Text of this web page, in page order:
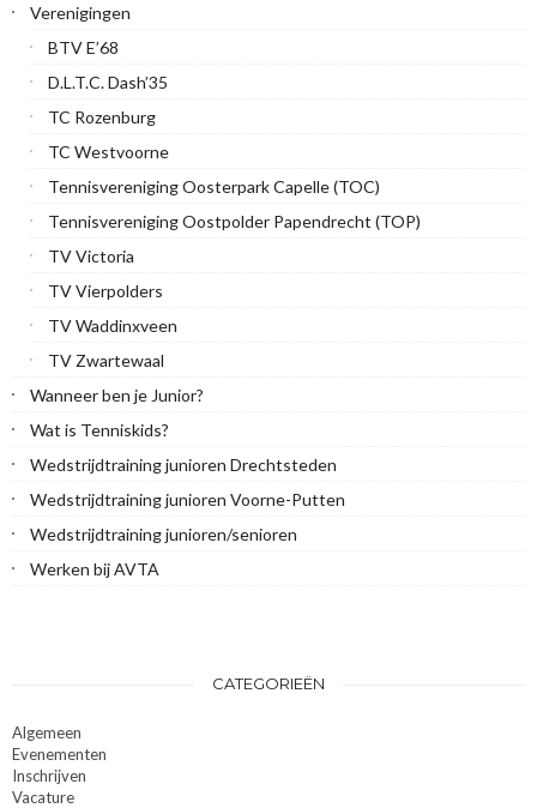
Verenigingen
BTV E’68
D.L.T.C. Dash’35
TC Rozenburg
TC Westvoorne
Tennisvereniging Oosterpark Capelle (TOC)
Tennisvereniging Oostpolder Papendrecht (TOP)
TV Victoria
TV Vierpolders
TV Waddinxveen
TV Zwartewaal
Wanneer ben je Junior?
Wat is Tenniskids?
Wedstrijdtraining junioren Drechtsteden
Wedstrijdtraining junioren Voorne-Putten
Wedstrijdtraining junioren/senioren
Werken bij AVTA
CATEGORIEËN
Algemeen
Evenementen
Inschrijven
Vacature